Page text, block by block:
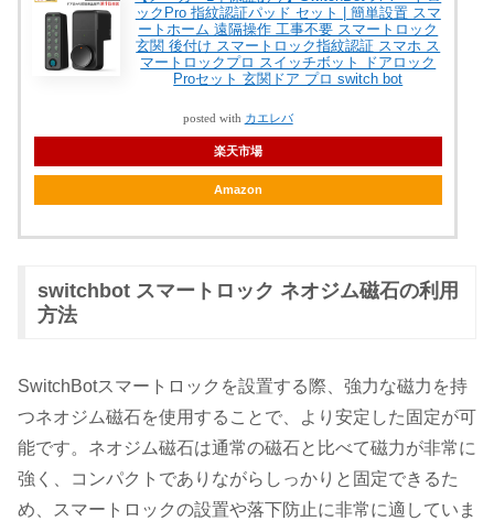
ックPro 指紋認証パッド セット | 簡単設置 スマ
ートホーム 遠隔操作 工事不要 スマートロック
玄関 後付け スマートロック指紋認証 スマホ ス
マートロックプロ スイッチボット ドアロック
Proセット 玄関ドア プロ switch bot
posted with カエレバ
楽天市場
Amazon
switchbot スマートロック ネオジム磁石の利用
方法
SwitchBotスマートロックを設置する際、強力な磁力を持
つネオジム磁石を使用することで、より安定した固定が可
能です。ネオジム磁石は通常の磁石と比べて磁力が非常に
強く、コンパクトでありながらしっかりと固定できるた
め、スマートロックの設置や落下防止に非常に適していま